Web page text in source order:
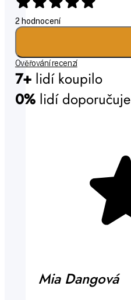
2 hodnocení
Ověřování recenzí
7+ lidí koupilo
0% lidí doporučuje
Mia Dangová